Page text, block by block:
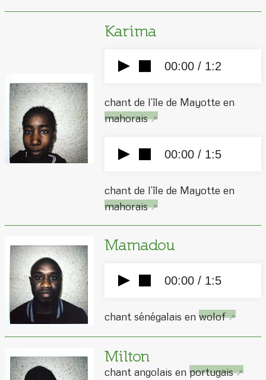
Karima
00:00 / 1:2
chant de l’île de Mayotte en
mahorais
00:00 / 1:5
chant de l’île de Mayotte en
mahorais
Mamadou
00:00 / 1:5
chant sénégalais en wolof
Milton
chant angolais en portugais